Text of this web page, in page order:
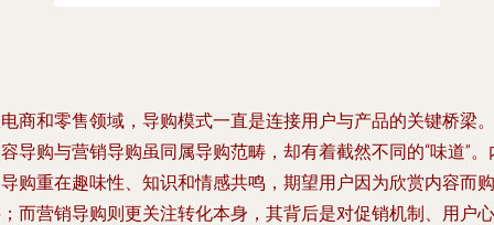
商和零售领域，导购模式一直是连接用户与产品的关键桥梁。
导购与营销导购虽同属导购范畴，却有着截然不同的“味道”。
购重在趣味性、知识和情感共鸣，期望用户因为欣赏内容而购
而营销导购则更关注转化本身，其背后是对促销机制、用户心